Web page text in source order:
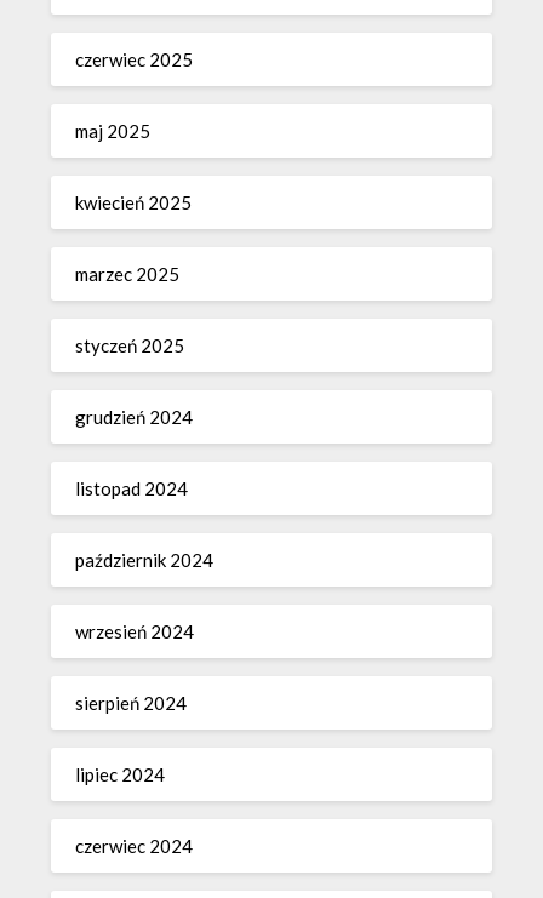
czerwiec 2025
maj 2025
kwiecień 2025
marzec 2025
styczeń 2025
grudzień 2024
listopad 2024
październik 2024
wrzesień 2024
sierpień 2024
lipiec 2024
czerwiec 2024